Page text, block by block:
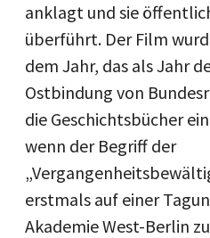
anklagt und sie
überführt. Der Film
dem Jahr, das als Jahr
Ostbindung von
die Geschichtsbücher
wenn der Begriff der
erstmals auf einer
Akademie West-Berlin